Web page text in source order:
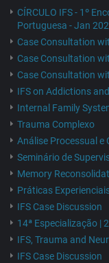
CÍRCULO IFS - 1º
Portuguesa - Jan
Case Consultation
Case Consultation
Case Consultation
IFS on Addictions
Internal Family
Trauma Complexo
Análise Processual e
Seminário de
Memory
Práticas
IFS Case Discussion
14ª Especialização |
IFS, Trauma and
IFS Case Discussion